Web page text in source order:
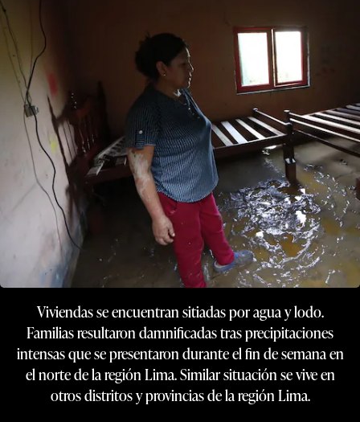
Viviendas se encuentran sitiadas por agua y lodo.
Familias resultaron damnificadas tras precipitaciones
intensas que se presentaron durante el fin de semana en
el norte de la región Lima. Similar situación se vive en
otros distritos y provincias de la región Lima.